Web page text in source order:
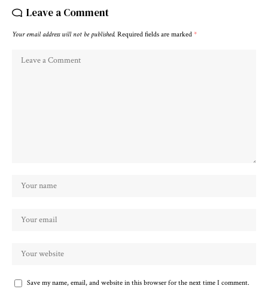
Leave a Comment
Your email address will not be published. Required fields are marked *
Save my name, email, and website in this browser for the next time I comment.